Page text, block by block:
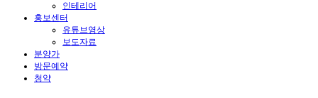
인테리어
홍보센터
유튜브영상
보도자료
분양가
방문예약
청약